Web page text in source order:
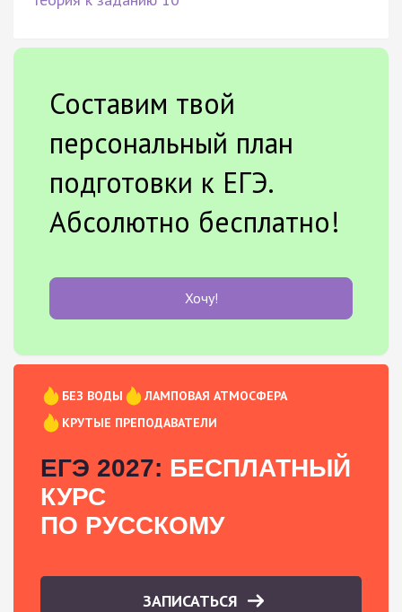
Составим твой
персональный план
подготовки к ЕГЭ.
Абсолютно бесплатно!
Хочу!
БЕЗ ВОДЫ
ЛАМПОВАЯ АТМОСФЕРА
КРУТЫЕ ПРЕПОДАВАТЕЛИ
ЕГЭ 2027: БЕСПЛАТНЫЙ
КУРС
ПО РУССКОМУ
ЗАПИСАТЬСЯ